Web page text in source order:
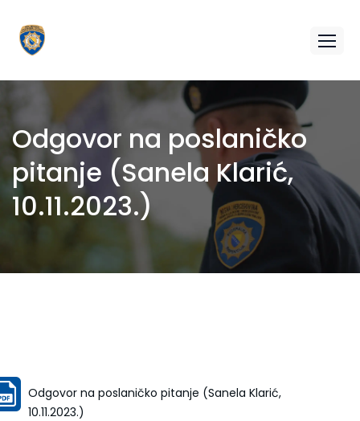
Odgovor na poslaničko
pitanje (Sanela Klarić,
10.11.2023.)
Odgovor na poslaničko pitanje (Sanela Klarić,
10.11.2023.)